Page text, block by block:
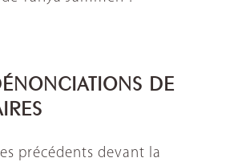
DE
précédents devant la